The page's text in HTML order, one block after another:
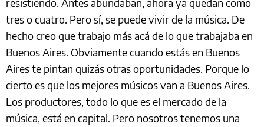
resistiendo. Antes abundaban, ahora ya quedan como
tres o cuatro. Pero sí, se puede vivir de la música. De
hecho creo que trabajo más acá de lo que trabajaba en
Buenos Aires. Obviamente cuando estás en Buenos
Aires te pintan quizás otras oportunidades. Porque lo
cierto es que los mejores músicos van a Buenos Aires.
Los productores, todo lo que es el mercado de la
música, está en capital. Pero nosotros tenemos una